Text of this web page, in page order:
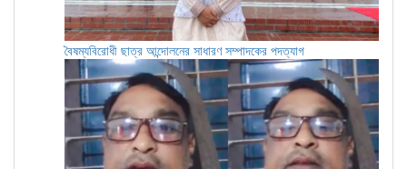
বৈষম্যবিরোধী ছাত্র আন্দোলনের সাধারণ সম্পাদকের পদত্যাগ